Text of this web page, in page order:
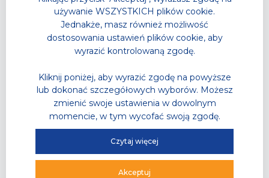
Śląska w CW KLIF
sprawdź szczegóły
Przeczytaj
używanie WSZYSTKICH plików cookie.
Jednakże, masz również możliwość
dostosowania ustawień plików cookie, aby
wyrazić kontrolowaną zgodę.
Kliknij poniżej, aby wyrazić zgodę na powyższe
lub dokonać szczegółowych wyborów. Możesz
zmienić swoje ustawienia w dowolnym
momencie, w tym wycofać swoją zgodę.
Czytaj więcej
Akceptuj